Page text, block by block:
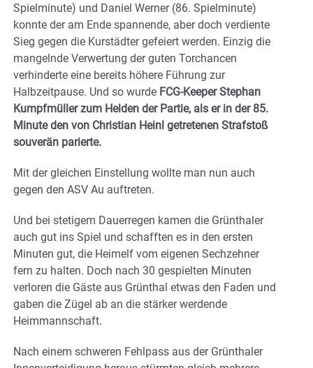
Spielminute) und Daniel Werner (86. Spielminute)
konnte der am Ende spannende, aber doch verdiente
Sieg gegen die Kurstädter gefeiert werden. Einzig die
mangelnde Verwertung der guten Torchancen
verhinderte eine bereits höhere Führung zur
Halbzeitpause. Und so wurde FCG-Keeper Stephan
Kumpfmüller zum Helden der Partie, als er in der 85.
Minute den von Christian Heinl getretenen Strafstoß
souverän parierte.
Mit der gleichen Einstellung wollte man nun auch
gegen den ASV Au auftreten.
Und bei stetigem Dauerregen kamen die Grünthaler
auch gut ins Spiel und schafften es in den ersten
Minuten gut, die Heimelf vom eigenen Sechzehner
fern zu halten. Doch nach 30 gespielten Minuten
verloren die Gäste aus Grünthal etwas den Faden und
gaben die Zügel ab an die stärker werdende
Heimmannschaft.
Nach einem schweren Fehlpass aus der Grünthaler